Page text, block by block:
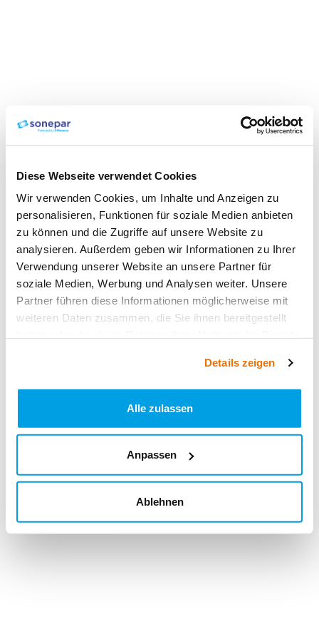
Diese Webseite verwendet Cookies
Wir verwenden Cookies, um Inhalte und Anzeigen zu
personalisieren, Funktionen für soziale Medien anbieten
zu können und die Zugriffe auf unsere Website zu
analysieren. Außerdem geben wir Informationen zu Ihrer
Verwendung unserer Website an unsere Partner für
soziale Medien, Werbung und Analysen weiter. Unsere
Partner führen diese Informationen möglicherweise mit
weiteren Daten zusammen, die Sie ihnen bereitgestellt
Details zeigen
Alle zulassen
Anpassen
Ablehnen